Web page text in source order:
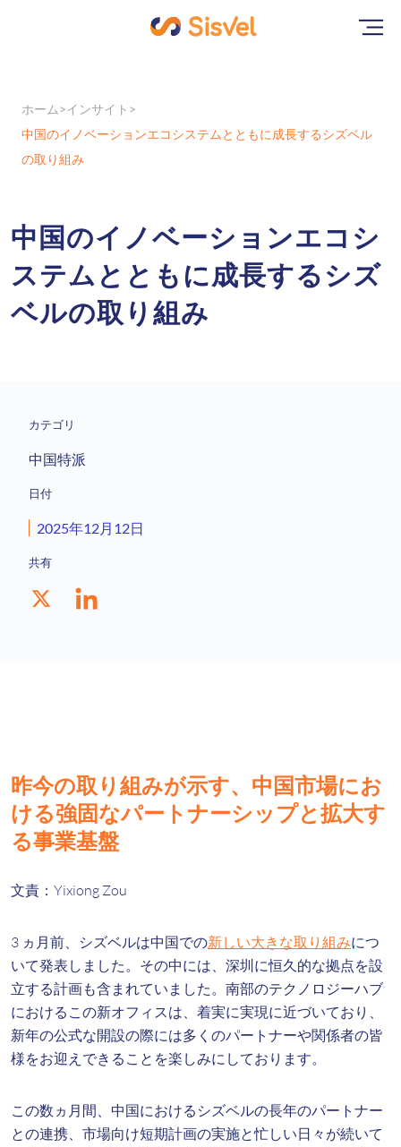
ホーム
インサイト
中国のイノベーションエコシステムとともに成長するシズベル
の取り組み
中国のイノベーションエコシ
ステムとともに成長するシズ
ベルの取り組み
カテゴリ
中国特派
日付
2025年12月12日
共有
昨今の取り組みが示す、中国市場にお
ける強固なパートナーシップと拡大す
る事業基盤
文責：Yixiong Zou
3 ヵ月前、シズベルは中国での新しい大きな取り組みにつ
いて発表しました。その中には、深圳に恒久的な拠点を設
立する計画も含まれていました。南部のテクノロジーハブ
におけるこの新オフィスは、着実に実現に近づいており、
新年の公式な開設の際には多くのパートナーや関係者の皆
様をお迎えできることを楽しみにしております。
この数ヵ月間、中国におけるシズベルの長年のパートナー
との連携、市場向け短期計画の実施と忙しい日々が続いて